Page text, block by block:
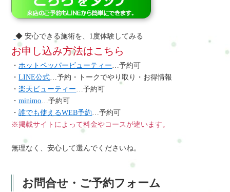
◆ 安心できる施術を、1度体験してみる
お申し込み方法はこちら
・ ホットペッパービューティー …予約可
・LINE公式 …予約・トークでやり取り・お得情報
・楽天ビューティー …予約可
・minimo …予約可
・誰でも使えるWEB予約 …予約可
※掲載サイトによって料金やコースが違います。
無理なく、安心して選んでくださいね。
お問合せ・ご予約フォーム